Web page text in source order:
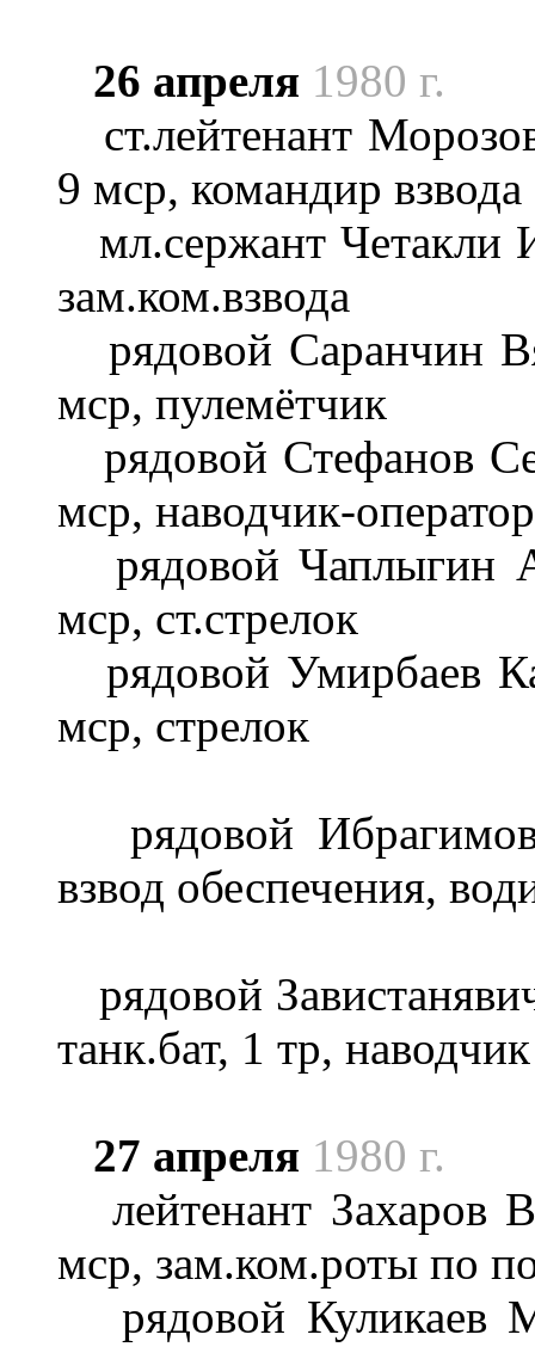
26 апреля 1980 г.
ст.лейтенант
9 мср, командир взвода
мл.сержант Четакли
зам.ком.взвода
рядовой Саранчин
мср, пулемётчик
рядовой Стефанов
мср, наводчик-оператор
рядовой Чаплыгин
мср, ст.стрелок
рядовой Умирбаев
мср, стрелок
рядовой
взвод обеспечения,
рядовой
танк.бат, 1 тр,
27 апреля 1980 г.
лейтенант Захаров
мср, зам.ком.роты по
рядовой Куликаев